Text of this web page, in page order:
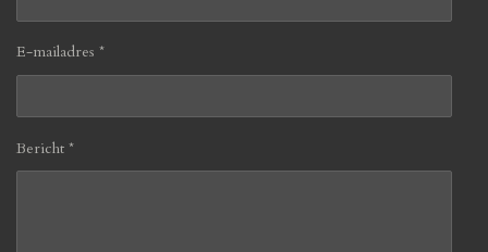
E-mailadres *
Bericht *